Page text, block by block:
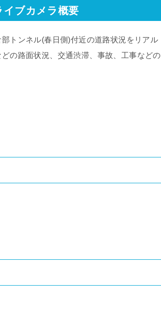
イブカメラ概要
トンネル(春日側)付近の道路状況をリアル
の路面状況、交通渋滞、事故、工事などの